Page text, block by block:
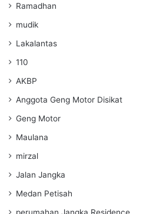
Ramadhan
mudik
Lakalantas
110
AKBP
Anggota Geng Motor Disikat
Geng Motor
Maulana
mirzal
Jalan Jangka
Medan Petisah